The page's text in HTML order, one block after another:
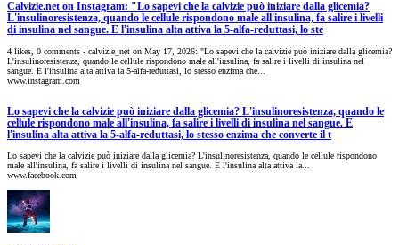
Calvizie.net on Instagram: "Lo sapevi che la calvizie può iniziare dalla glicemia?
L'insulinoresistenza, quando le cellule rispondono male all'insulina, fa salire i livelli
di insulina nel sangue. E l'insulina alta attiva la 5-alfa-reduttasi, lo ste
4 likes, 0 comments - calvizie_net on May 17, 2026: "Lo sapevi che la calvizie può iniziare dalla glicemia?
L'insulinoresistenza, quando le cellule rispondono male all'insulina, fa salire i livelli di insulina nel
sangue. E l'insulina alta attiva la 5-alfa-reduttasi, lo stesso enzima che...
www.instagram.com
Lo sapevi che la calvizie può iniziare dalla glicemia? L'insulinoresistenza, quando le
cellule rispondono male all'insulina, fa salire i livelli di insulina nel sangue. E
l'insulina alta attiva la 5-alfa-reduttasi, lo stesso enzima che converte il t
Lo sapevi che la calvizie può iniziare dalla glicemia? L'insulinoresistenza, quando le cellule rispondono
male all'insulina, fa salire i livelli di insulina nel sangue. E l'insulina alta attiva la...
www.facebook.com